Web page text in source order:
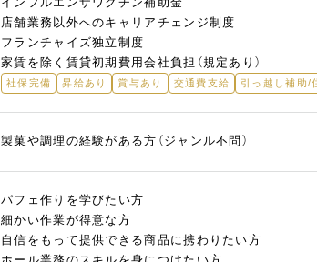
店舗業務以外へのキャリアチェンジ制度
フランチャイズ独立制度
家賃を除く賃貸初期費用会社負担（規定あり）
社保完備 昇給あり 賞与あり 交通費支給 引っ越し補助/
製菓や調理の経験がある方（ジャンル不問）
パフェ作りを学びたい方
細かい作業が得意な方
自信をもって提供できる商品に携わりたい方